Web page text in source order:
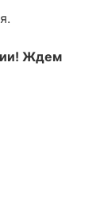
Ждем